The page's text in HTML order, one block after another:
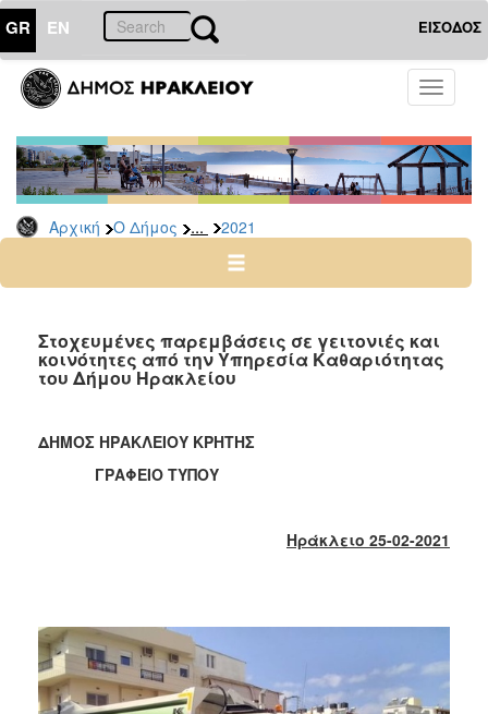
GR EN ΕΙΣΟΔΟΣ
Toggle
Αρχική Ο Δήμος ... 2021
ΔΗΜΟΣ
Δελτία
Τύπου
Αρχείο
2026
2024
2022
2021
2013
2012
2011
Στοχευμένες παρεμβάσεις σε γειτονιές και
κοινότητες από την Υπηρεσία Καθαριότητας
του Δήμου Ηρακλείου
ΔΗΜΟΣ ΗΡΑΚΛΕΙΟΥ ΚΡΗΤΗΣ
ΓΡΑΦΕΙΟ ΤΥΠΟΥ
Ηράκλειο 25-02-2021